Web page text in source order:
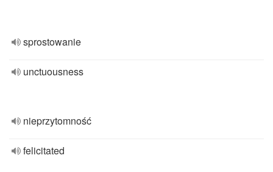
sprostowanie
unctuousness
nieprzytomność
felicitated